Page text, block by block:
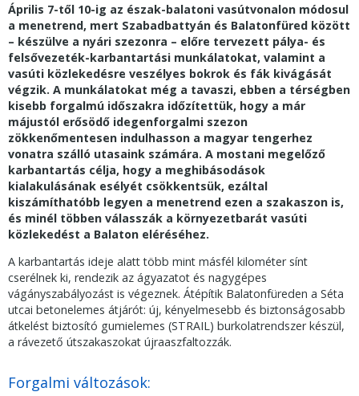
Április 7-től 10-ig az észak-balatoni vasútvonalon módosul
a menetrend, mert Szabadbattyán és Balatonfüred között
– készülve a nyári szezonra – előre tervezett pálya- és
felsővezeték-karbantartási munkálatokat, valamint a
vasúti közlekedésre veszélyes bokrok és fák kivágását
végzik. A munkálatokat még a tavaszi, ebben a térségben
kisebb forgalmú időszakra időzítettük, hogy a már
májustól erősödő idegenforgalmi szezon
zökkenőmentesen indulhasson a magyar tengerhez
vonatra szálló utasaink számára. A mostani megelőző
karbantartás célja, hogy a meghibásodások
kialakulásának esélyét csökkentsük, ezáltal
kiszámíthatóbb legyen a menetrend ezen a szakaszon is,
és minél többen válasszák a környezetbarát vasúti
közlekedést a Balaton eléréséhez.
A karbantartás ideje alatt több mint másfél kilométer sínt
cserélnek ki, rendezik az ágyazatot és nagygépes
vágányszabályozást is végeznek. Átépítik Balatonfüreden a Séta
utcai betonelemes átjárót: új, kényelmesebb és biztonságosabb
átkelést biztosító gumielemes (STRAIL) burkolatrendszer készül,
a rávezető útszakaszokat újraaszfaltozzák.
Forgalmi változások: